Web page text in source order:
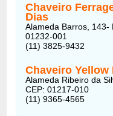
Chaveiro
Dias
Alameda Barros, 143-
01232-001
(11) 3825-9432
Chaveiro Yellow
Alameda Ribeiro da
CEP: 01217-010
(11) 9365-4565